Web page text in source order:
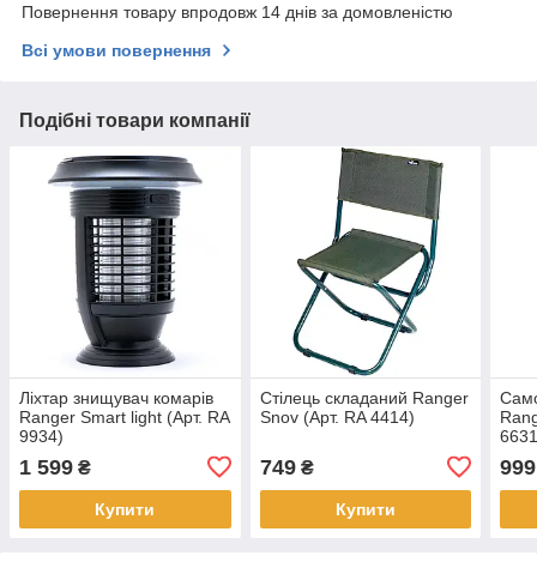
Повернення товару впродовж 14 днів за домовленістю
Всі умови повернення
Подібні товари компанії
Ліхтар знищувач комарів
Ranger Smart light (Арт. RA
9934)
1 599 ₴
Купити
Стілець складаний Ranger
Snov (Арт. RA 4414)
749₴
Купити
999